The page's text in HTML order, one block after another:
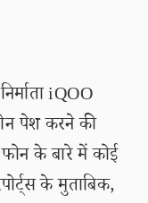
iQOO
पेश करने की
के बारे में कोई
के मुताबिक,